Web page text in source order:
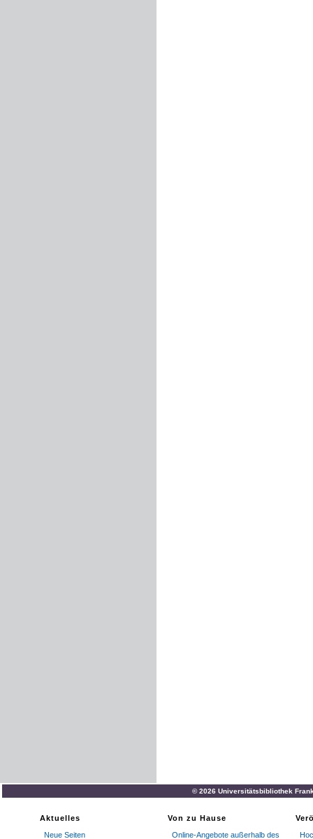
© 2026 Universitätsbibliothek
Aktuelles
Neue Seiten
Von zu Hause
Online-Angebote außerhalb des